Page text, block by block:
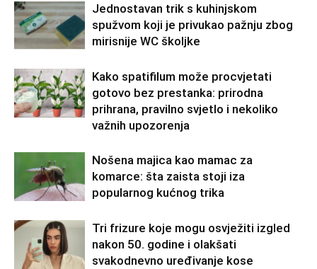
Jednostavan trik s kuhinjskom
spužvom koji je privukao pažnju zbog
mirisnije WC školjke
Kako spatifilum može procvjetati
gotovo bez prestanka: prirodna
prihrana, pravilno svjetlo i nekoliko
važnih upozorenja
Nošena majica kao mamac za
komarce: šta zaista stoji iza
popularnog kućnog trika
Tri frizure koje mogu osvježiti izgled
nakon 50. godine i olakšati
svakodnevno uređivanje kose